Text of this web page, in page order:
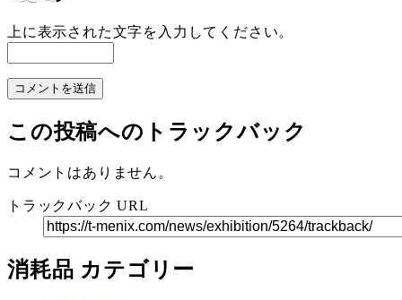
上に表示された文字を入力してください。
この投稿へのトラックバック
コメントはありません。
トラックバック URL
消耗品 カテゴリー